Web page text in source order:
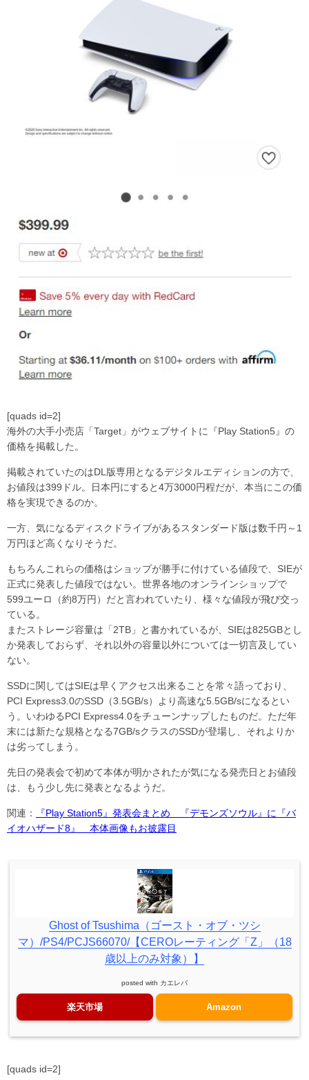
[quads id=2]
海外の大手小売店「Target」がウェブサイトに『Play Station5』の
価格を掲載した。
掲載されていたのはDL版専用となるデジタルエディションの方で、
お値段は399ドル。日本円にすると4万3000円程だが、本当にこの価
格を実現できるのか。
一方、気になるディスクドライブがあるスタンダード版は数千円～1
万円ほど高くなりそうだ。
もちろんこれらの価格はショップが勝手に付けている値段で、SIEが
正式に発表した値段ではない。世界各地のオンラインショップで
599ユーロ（約8万円）だと言われていたり、様々な値段が飛び交っ
ている。
またストレージ容量は「2TB」と書かれているが、SIEは825GBとし
か発表しておらず、それ以外の容量以外については一切言及してい
ない。
SSDに関してはSIEは早くアクセス出来ることを常々語っており、
PCI Express3.0のSSD（3.5GB/s）より高速な5.5GB/sになるとい
う。いわゆるPCI Express4.0をチューンナップしたものだ。ただ年
末には新たな規格となる7GB/sクラスのSSDが登場し、それよりか
は劣ってしまう。
先日の発表会で初めて本体が明かされたが気になる発売日とお値段
は、もう少し先に発表となるようだ。
関連：
『Play Station5』発表会まとめ 『デモンズソウル』に『バ
イオハザード8』 本体画像もお披露目
Ghost of Tsushima（ゴースト・オブ・ツシ
マ）/PS4/PCJS66070/【CEROレーティング「Z」（18
歳以上のみ対象）】
posted with カエレバ
楽天市場 Amazon
[quads id=2]